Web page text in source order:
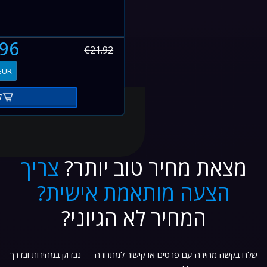
€21.92
מצאת מחיר טוב יותר? צריך
הצעה מותאמת אישית?
המחיר לא הגיוני?
שלח בקשה מהירה עם פרטים או קישור למתחרה — נבדוק במהירות ובדרך